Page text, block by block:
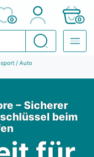
Suchen
0 0
/ Auto
– Sicherer
beim